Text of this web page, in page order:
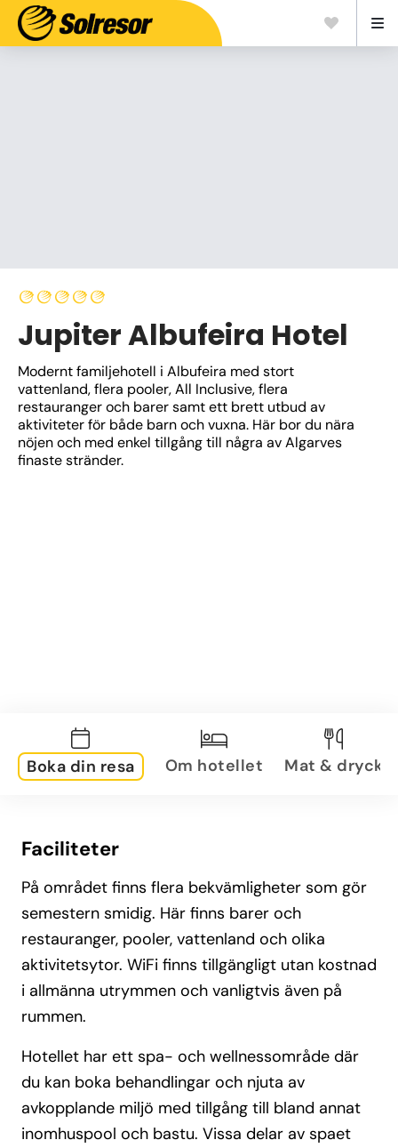
Jupiter Albufeira Hotel
Modernt familjehotell i Albufeira med stort
vattenland, flera pooler, All Inclusive, flera
restauranger och barer samt ett brett utbud av
aktiviteter för både barn och vuxna. Här bor du nära
nöjen och med enkel tillgång till några av Algarves
finaste stränder.
Boka din resa Om hotellet Mat & dryck
Faciliteter
På området finns flera bekvämligheter som gör
semestern smidig. Här finns barer och
restauranger, pooler, vattenland och olika
aktivitetsytor. WiFi finns tillgängligt utan kostnad
i allmänna utrymmen och vanligtvis även på
rummen.
Hotellet har ett spa- och wellnessområde där
du kan boka behandlingar och njuta av
avkopplande miljö med tillgång till bland annat
inomhuspool och bastu. Vissa delar av spaet